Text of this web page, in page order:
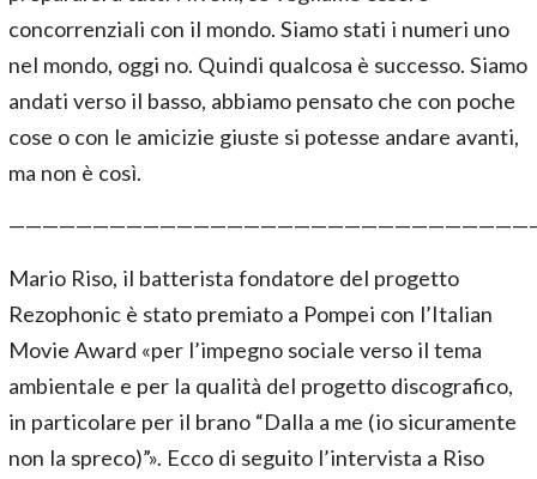
concorrenziali con il mondo. Siamo stati i numeri uno
nel mondo, oggi no. Quindi qualcosa è successo. Siamo
andati verso il basso, abbiamo pensato che con poche
cose o con le amicizie giuste si potesse andare avanti,
ma non è così.
Mario Riso, il batterista fondatore del progetto
Rezophonic è stato premiato a Pompei con l’Italian
Movie Award «per l’impegno sociale verso il tema
ambientale e per la qualità del progetto discografico,
in particolare per il brano “Dalla a me (io sicuramente
non la spreco)”». Ecco di seguito l’intervista a Riso